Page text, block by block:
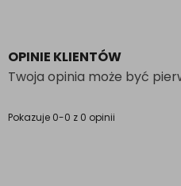
OPINIE KLIENTÓW
Twoja opinia może być
Pokazuje 0-0 z 0 opinii